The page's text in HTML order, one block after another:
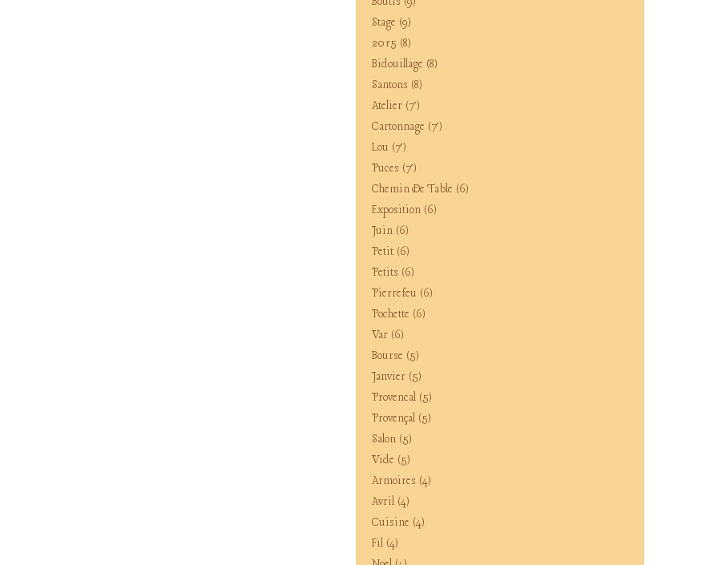
Stage (9)
2015 (8)
Bidouillage (8)
Santons (8)
Atelier (7)
Cartonnage (7)
Lou (7)
Puces (7)
Chemin De Table (6)
Exposition (6)
Juin (6)
Petit (6)
Petits (6)
Pierrefeu (6)
Pochette (6)
Var (6)
Bourse (5)
Janvier (5)
Provencal (5)
Provençal (5)
Salon (5)
Vide (5)
Armoires (4)
Avril (4)
Cuisine (4)
Fil (4)